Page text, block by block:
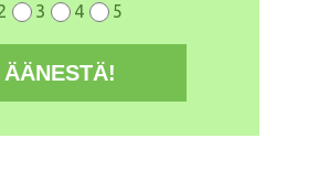
3 4 5